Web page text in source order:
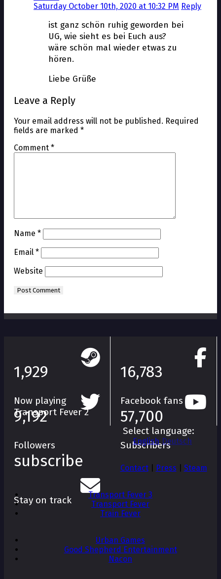
Saturday October 10th, 2020 at 10:32 PM Reply
ist ganz schön ruhig geworden bei
UG, wie sieht es bei Euch aus?
wäre schön mal wieder etwas zu
hören.
Liebe Grüße
Leave a Reply
Your email address will not be published. Required
fields are marked *
Comment *
Name *
Email *
Website
1,929
Now playing
Transport Fever 2
16,783
Facebook fans
9,192
Followers
57,700
Subscribers
subscribe
Stay on track
Select language:
English Deutsch
Contact| Press Steam
Transport Fever 3
Transport Fever
Train Fever
Urban Games
Good Shepherd Entertainment
Nacon